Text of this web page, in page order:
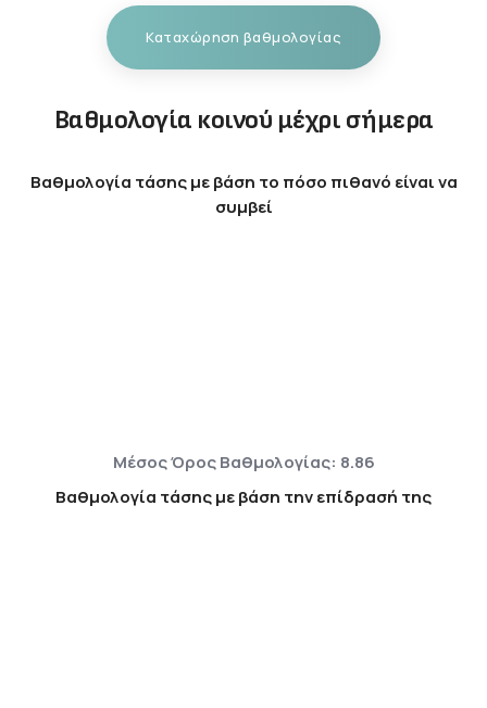
Καταχώρηση βαθμολογίας
Βαθμολογία κοινού μέχρι σήμερα
Βαθμολογία τάσης με βάση το πόσο πιθανό είναι να
συμβεί
Μέσος Όρος Βαθμολογίας: 8.86
Βαθμολογία τάσης με βάση την επίδρασή της